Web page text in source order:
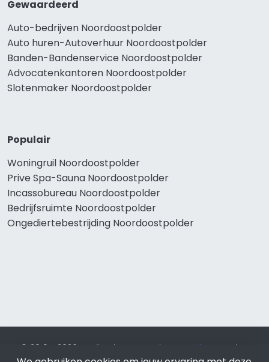
Gewaardeerd
Auto-bedrijven Noordoostpolder
Auto huren-Autoverhuur Noordoostpolder
Banden-Bandenservice Noordoostpolder
Advocatenkantoren Noordoostpolder
Slotenmaker Noordoostpolder
Populair
Woningruil Noordoostpolder
Prive Spa-Sauna Noordoostpolder
Incassobureau Noordoostpolder
Bedrijfsruimte Noordoostpolder
Ongediertebestrijding Noordoostpolder
© 2019 - 2026 Realisatie en SEO door SEO-bureau
Lion